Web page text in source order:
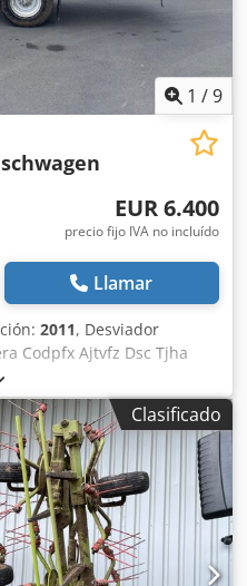
1 /9
EUR 6.400
precio fijo IVA no incluído
Llamar
2011, Desviador
Codpfx Ajtvfz Dsc Tjha
Clasificado